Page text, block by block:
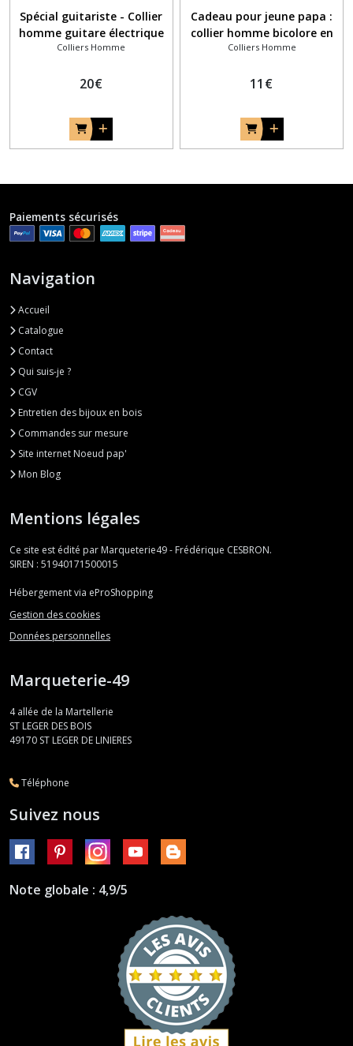
Spécial guitariste - Collier
homme guitare électrique
en marqueterie bois -
Colliers Homme
20€
Cadeau pour jeune papa :
collier homme bicolore en
marqueterie bois - Collier
Colliers Homme
11 €
Paiements sécurisés
Navigation
Accueil
Catalogue
Contact
Qui suis-je ?
CGV
Entretien des bijoux en bois
Commandes sur mesure
Site internet Noeud pap'
Mon Blog
Mentions légales
Ce site est édité par Marqueterie49 - Frédérique CESBRON.
SIREN : 51940171500015
Hébergement via eProShopping
Gestion des cookies
Données personnelles
Marqueterie-49
4 allée de la Martellerie
ST LEGER DES BOIS
49170 ST LEGER DE LINIERES
Téléphone
Suivez nous
Note globale : 4,9/5